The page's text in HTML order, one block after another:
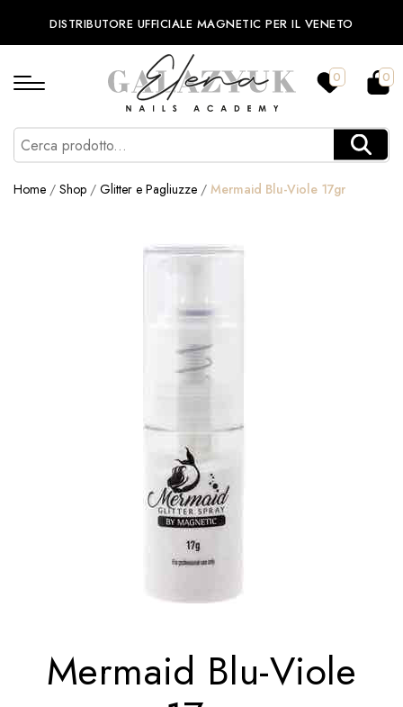
DISTRIBUTORE UFFICIALE MAGNETIC PER IL VENETO
0 0
Home / Shop / Glitter e Pagliuzze / Mermaid Blu-Viole 17gr
Mermaid Blu-Viole